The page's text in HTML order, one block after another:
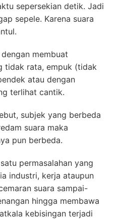
sepersekian detik. Jadi
sepele. Karena suara
membuat
tidak rata, empuk (tidak
atau dengan
terlihat cantik.
subjek yang berbeda
suara maka
pun berbeda.
permasalahan yang
industri, kerja ataupun
suara sampai-
hingga membawa
kebisingan terjadi